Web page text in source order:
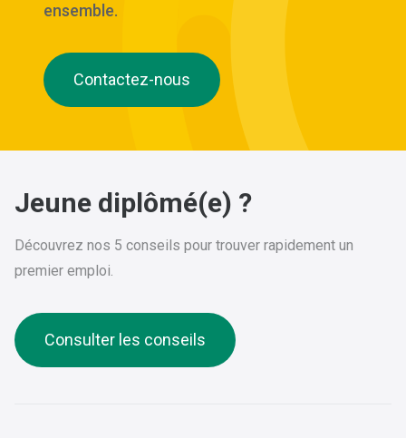
ensemble.
Contactez-nous
Jeune diplômé(e) ?
Découvrez nos 5 conseils pour trouver rapidement un
premier emploi.
Consulter les conseils